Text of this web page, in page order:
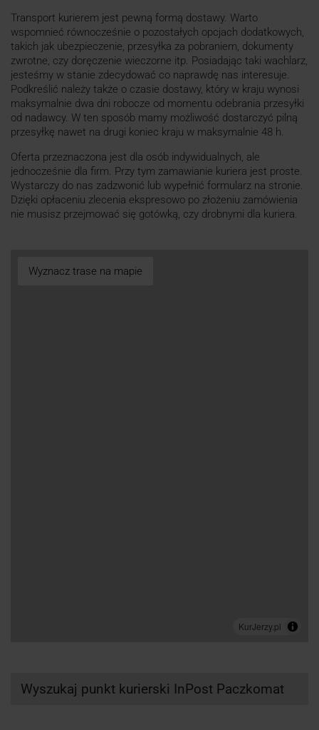
Transport kurierem jest pewną formą dostawy. Warto
wspomnieć równocześnie o pozostałych opcjach dodatkowych,
takich jak ubezpieczenie, przesyłka za pobraniem, dokumenty
zwrotne, czy doręczenie wieczorne itp. Posiadając taki wachlarz,
jesteśmy w stanie zdecydować co naprawdę nas interesuje.
Podkreślić należy także o czasie dostawy, który w kraju wynosi
maksymalnie dwa dni robocze od momentu odebrania przesyłki
od nadawcy. W ten sposób mamy możliwość dostarczyć pilną
przesyłkę nawet na drugi koniec kraju w maksymalnie 48 h.
Oferta przeznaczona jest dla osób indywidualnych, ale
jednocześnie dla firm. Przy tym zamawianie kuriera jest proste.
Wystarczy do nas zadzwonić lub wypełnić formularz na stronie.
Dzięki opłaceniu zlecenia ekspresowo po złożeniu zamówienia
nie musisz przejmować się gotówką, czy drobnymi dla kuriera.
Wyznacz trase na mapie
Wyszukaj punkt kurierski InPost Paczkomat